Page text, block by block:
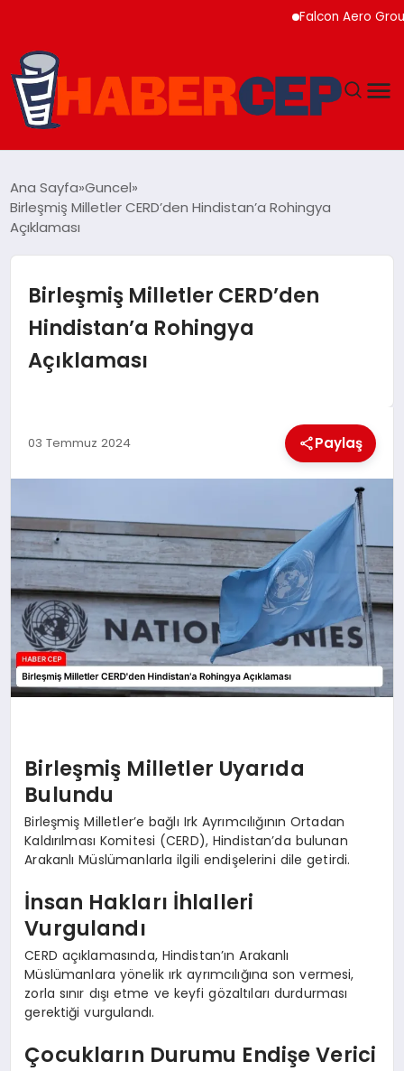
Falcon Aero Group,
GÜNDEM
SOSYAL MEDYA
Ana Sayfa Guncel
Birleşmiş Milletler CERD’den Hindistan’a Rohingya
Açıklaması
Birleşmiş Milletler CERD’den
Hindistan’a Rohingya
Açıklaması
03 Temmuz 2024 Paylaş
Birleşmiş Milletler Uyarıda
Bulundu
Birleşmiş Milletler’e bağlı Irk Ayrımcılığının Ortadan
Kaldırılması Komitesi (CERD), Hindistan’da bulunan
Arakanlı Müslümanlarla ilgili endişelerini dile getirdi.
İnsan Hakları İhlalleri
Vurgulandı
CERD açıklamasında, Hindistan’ın Arakanlı
Müslümanlara yönelik ırk ayrımcılığına son vermesi,
zorla sınır dışı etme ve keyfi gözaltıları durdurması
gerektiği vurgulandı.
Çocukların Durumu Endişe Verici